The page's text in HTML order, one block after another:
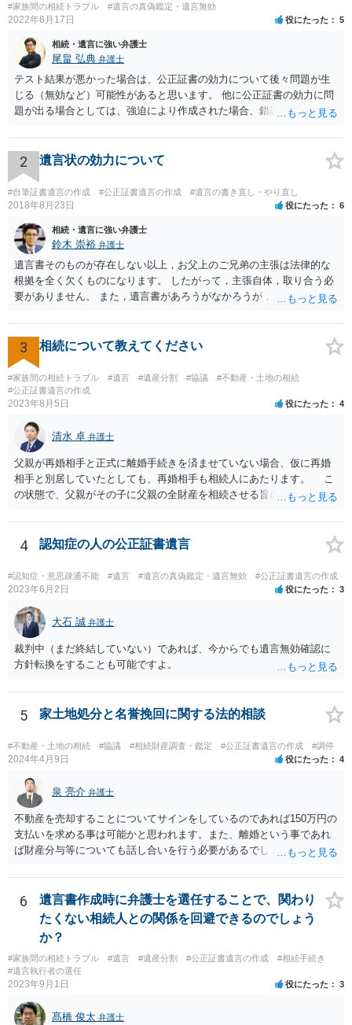
#家族間の相続トラブル
#遺言の真偽鑑定・遺言無効
2022年6月17日 役にたった 5
相続・遺言に強い弁護士
尾畠 弘典 弁護士
テスト結果が悪かった場合は、公正証書の効力について後々問題が生
じる（無効など）可能性があると思います。 他に公正証書の効力に問
題が出る場合としては、強迫により作成された場合、錯誤（勘違い）
すが、弁護士に作成を依頼する場合は、１０～数十万円程度になるケ
ースが多いと思います。 報酬体系は、弁護士ごとに異なりますので一
律の基準はありません。
2 遺言状の効力について
#自筆証書遺言の作成 #公正証書遺言の作成 #遺言の書き直し・やり直し
2018年8月23日 役にたった 6
相続・遺言に強い弁護士
鈴木 崇裕 弁護士
遺言書そのものが存在しない以上，お父上のご兄弟の主張は法律的な
根拠を全く欠くものになります。 したがって，主張自体，取り合う必
要がありません。 また，遺言書があろうがなかろうが，お父上のご兄
ご回答にもありますが， 代理人弁護士をたてて，その弁護士から相手
方に対して， ・相続に関する主張は法的根拠がなく，一切応じないこ
と ・今後一切の連絡をしてこないでほしいこと ・連絡を継続してくる
ようであれば警察への通報や法的措置も辞さないこと などを記載した
書面を発送してもらうことがよろしいように思います。
3 相続について教えてください
#家族間の相続トラブル #遺言 #遺産分割 #協議
#不動産・土地の相続
#公正証書遺言の作成
2023年8月5日 役にたった 4
清水 卓 弁護士
父親が再婚相手と正式に離婚手続きを済ませていない場合、仮に再婚
相手と別居していたとしても、再婚相手も相続人にあたります。 こ
の状態で、父親がその子に父親の全財産を相続させる旨の公正証書遺
が、再婚相手の遺留分を侵害しているため、再婚相手から相続人
（子）に対して遺留分侵害額請求権が行使される可能性があります。
お悩みのようであれば、問題の当事者であるお父様本人がお住まい
の地域等の弁護士に直接相談してみるのが望ましいように思います。
【参考】民法 （遺留分侵害額の請求） 第千四十六条 遺留分権利者及
びその承継人は、受遺者（特定財産承継遺言により財産を承継し又は
相続分の指定を受けた相続人を含む。以下この章において同じ。）又
は受贈者に対し、遺留分侵害額に相当する金銭の支払を請求すること
ができる。
4 認知症の人の公正証書遺言
#認知症・意思疎通不能 #遺言 #遺言の真偽鑑定・遺言無効 #公正証書遺言の作成
2023年6月2日 役にたった 3
大石 誠 弁護士
裁判中（まだ終結していない）であれば、今からでも遺言無効確認に
方針転換をすることも可能ですよ。
5 家土地処分と名誉挽回に関する法的相談
#不動産・土地の相続 #協議 #相続財産調査・鑑定 #公正証書遺言の作成 #調停
2024年4月9日 役にたった 4
泉 亮介 弁護士
不動産を売却することについてサインをしているのであれば150万円の
支払いを求める事は可能かと思われます。また、離婚という事であれ
ば財産分与等についても話し合いを行う必要があるでしょう。 細かい
士事務所へご相談されると良いでしょう。
6
遺言書作成時に弁護士を選任することで、関わり
たくない相続人との関係を回避できるのでしょう
か？
#家族間の相続トラブル #遺言 #遺産分割 #公正証書遺言の作成
#相続手続き
#遺言執行者の選任
2023年9月1日 役にたった 3
髙橋 俊太 弁護士